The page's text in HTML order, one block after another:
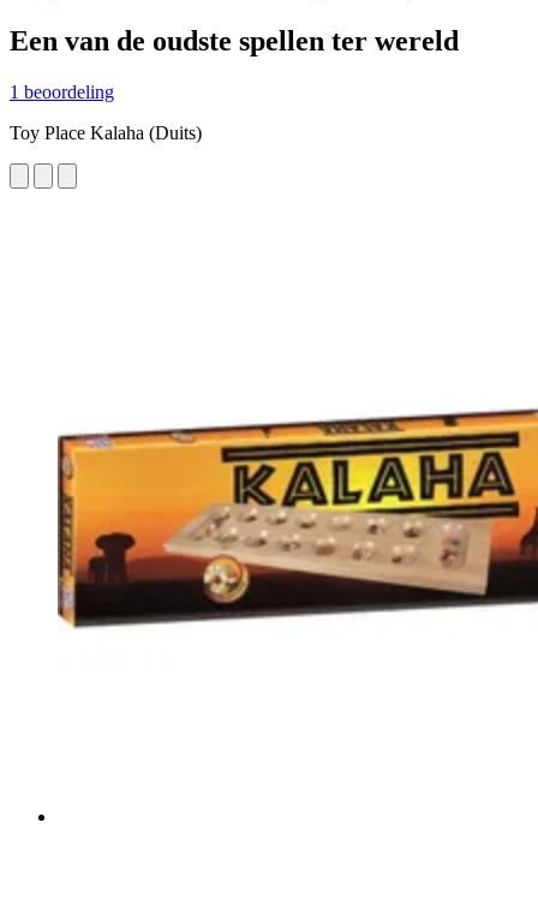
Een van de oudste spellen ter wereld
1 beoordeling
Toy Place Kalaha (Duits)